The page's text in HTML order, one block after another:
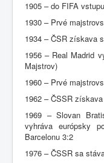
1905 – do FIFA
1930 – Prvé
1934 – ČSR získava
1956 – Real Madrid
Majstrov)
1960 – Prvé
1962 – ČSSR
1969 – Slovan
vyhráva európsky
Barcelonu 3:2
1976 – ČSSR sa